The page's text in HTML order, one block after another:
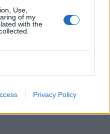
Use,
of my
with the
Privacy Policy